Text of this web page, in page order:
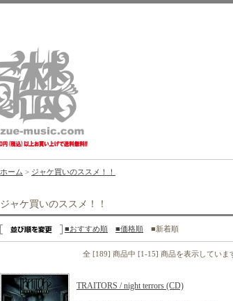
ホーム > ジャケ買いのススメ！！
ジャケ買いのススメ！！
■おすすめ順 ■価格順 ■新着順
全 [189] 商品中 [1-15] 商品を表示していま
TRAITORS / night terrors (CD)